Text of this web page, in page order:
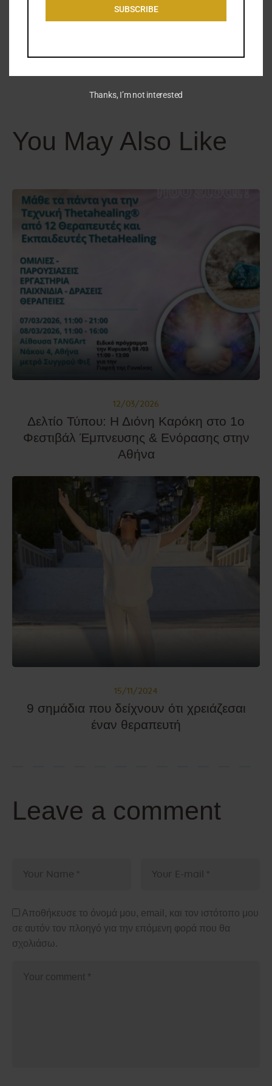
και ευημερία.
You May Also Like
12/03/2026
Δελτίο Τύπου: Η Διόνη Καρόκη στο 1ο
Φεστιβάλ Έμπνευσης & Ενόρασης στην
Αθήνα
15/11/2024
9 σημάδια που δείχνουν ότι χρειάζεσαι
έναν θεραπευτή
Leave a comment
Αποθήκευσε το όνομά μου, email, και τον ιστότοπο μου
σε αυτόν τον πλοηγό για την επόμενη φορά που θα
σχολιάσω.
SUBSCRIBE
Thanks, I’m not interested